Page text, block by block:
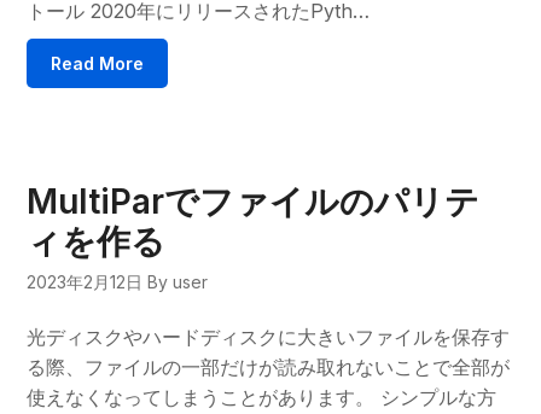
トール 2020年にリリースされたPyth…
Read More
MultiParでファイルのパリテ
ィを作る
2023年2月12日 By user
光ディスクやハードディスクに大きいファイルを保存す
る際、ファイルの一部だけが読み取れないことで全部が
使えなくなってしまうことがあります。 シンプルな方